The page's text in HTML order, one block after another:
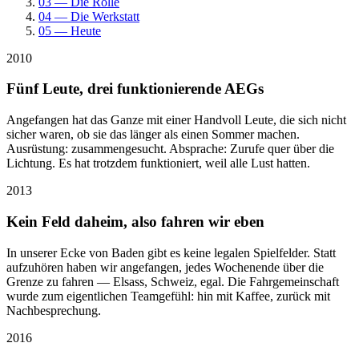
04 — Die Werkstatt
05 — Heute
2010
Fünf Leute, drei funktionierende AEGs
Angefangen hat das Ganze mit einer Handvoll Leute, die sich nicht
sicher waren, ob sie das länger als einen Sommer machen.
Ausrüstung: zusammengesucht. Absprache: Zurufe quer über die
Lichtung. Es hat trotzdem funktioniert, weil alle Lust hatten.
2013
Kein Feld daheim, also fahren wir eben
In unserer Ecke von Baden gibt es keine legalen Spielfelder. Statt
aufzuhören haben wir angefangen, jedes Wochenende über die
Grenze zu fahren — Elsass, Schweiz, egal. Die Fahrgemeinschaft
wurde zum eigentlichen Teamgefühl: hin mit Kaffee, zurück mit
Nachbesprechung.
2016